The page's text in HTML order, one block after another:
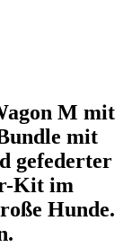
M mit
mit
gefederter
Kit im
Hunde.